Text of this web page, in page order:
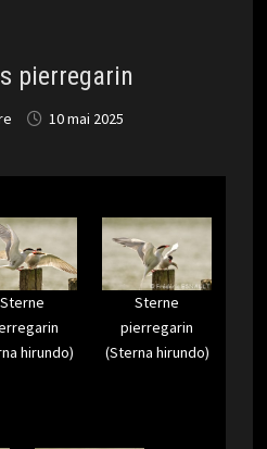
pierregarin
10 mai 2025
Sterne
hirundo)
Sterne
pierregarin
(Sterna hirundo)